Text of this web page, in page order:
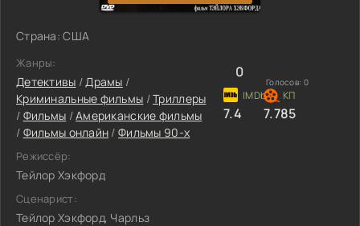
Страна: США
Жанры:
Детективы /Драмы /
Криминальные фильмы /Триллеры
/ Фильмы /Американские фильмы
/ Фильмы онлайн /Фильмы 90-х
Режиссёр:
Тейлор Хэкфорд
Сценарист:
Тейлор Хэкфорд, Чарльз
0
Голосов: 0
7.4 7.785